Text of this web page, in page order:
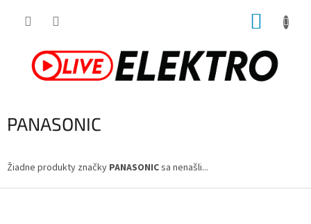
PANASONIC
Žiadne produkty značky PANASONICsa nenašli...